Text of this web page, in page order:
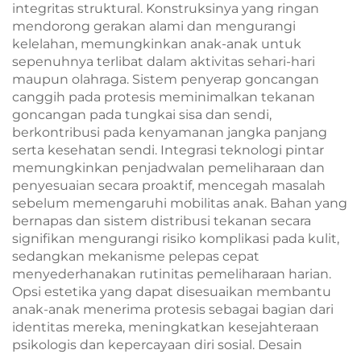
integritas struktural. Konstruksinya yang ringan
mendorong gerakan alami dan mengurangi
kelelahan, memungkinkan anak-anak untuk
sepenuhnya terlibat dalam aktivitas sehari-hari
maupun olahraga. Sistem penyerap goncangan
canggih pada protesis meminimalkan tekanan
goncangan pada tungkai sisa dan sendi,
berkontribusi pada kenyamanan jangka panjang
serta kesehatan sendi. Integrasi teknologi pintar
memungkinkan penjadwalan pemeliharaan dan
penyesuaian secara proaktif, mencegah masalah
sebelum memengaruhi mobilitas anak. Bahan yang
bernapas dan sistem distribusi tekanan secara
signifikan mengurangi risiko komplikasi pada kulit,
sedangkan mekanisme pelepas cepat
menyederhanakan rutinitas pemeliharaan harian.
Opsi estetika yang dapat disesuaikan membantu
anak-anak menerima protesis sebagai bagian dari
identitas mereka, meningkatkan kesejahteraan
psikologis dan kepercayaan diri sosial. Desain